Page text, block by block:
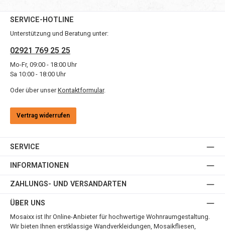
SERVICE-HOTLINE
Unterstützung und Beratung unter:
02921 769 25 25
Mo-Fr, 09:00 - 18:00 Uhr
Sa 10:00 - 18:00 Uhr
Oder über unser Kontaktformular.
Vertrag widerrufen
SERVICE
INFORMATIONEN
ZAHLUNGS- UND VERSANDARTEN
ÜBER UNS
Mosaixx ist Ihr Online-Anbieter für hochwertige Wohnraumgestaltung.
Wir bieten Ihnen erstklassige Wandverkleidungen, Mosaikfliesen,